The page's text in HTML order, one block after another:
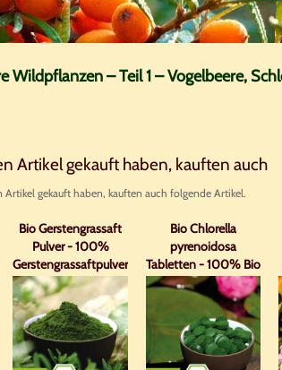
Wildpflanzen – Teil 1 – Vogelbeere,
Artikel gekauft haben, kauften auch
Artikel gekauft haben, kauften auch folgende Artikel.
Bio Gerstengrassaft
Pulver - 100%
Gerstengrassaftpulver
ohne Zusätze
Bio Chlorella
pyrenoidosa
Tabletten - 100% Bio
mit Analyse